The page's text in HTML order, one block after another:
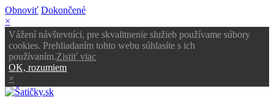
Obnoviť Dokončené
×
Vážení návštevníci, pre skvalitnenie služieb používame súbory
cookies. Prehliadaním tohto webu súhlasíte s ich
používaním.Zistiť viac
OK, rozumiem
×